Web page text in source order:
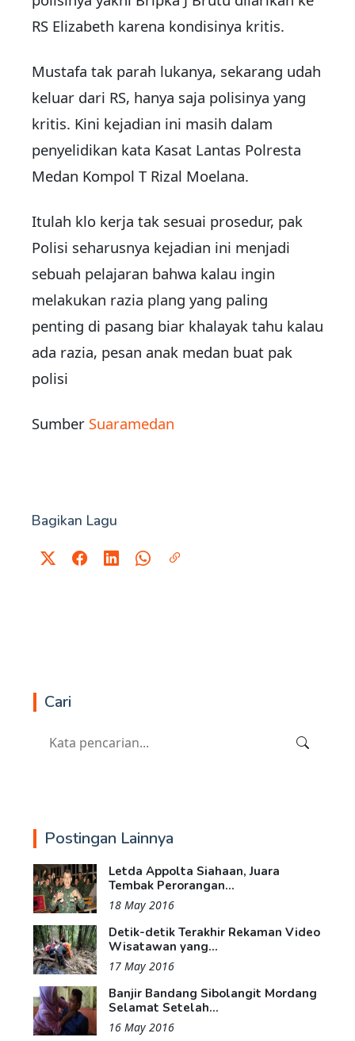
RS Elizabeth karena kondisinya kritis.
Mustafa tak parah lukanya, sekarang udah
keluar dari RS, hanya saja polisinya yang
kritis. Kini kejadian ini masih dalam
penyelidikan kata Kasat Lantas Polresta
Medan Kompol T Rizal Moelana.
Itulah klo kerja tak sesuai prosedur, pak
Polisi seharusnya kejadian ini menjadi
sebuah pelajaran bahwa kalau ingin
melakukan razia plang yang paling
penting di pasang biar khalayak tahu kalau
ada razia, pesan anak medan buat pak
polisi
Sumber Suaramedan
Bagikan Lagu
Cari
Postingan Lainnya
Letda Appolta Siahaan, Juara
Tembak Perorangan...
18 May 2016
Detik-detik Terakhir Rekaman Video
Wisatawan yang...
17 May 2016
Banjir Bandang Sibolangit Mordang
Selamat Setelah...
16 May 2016